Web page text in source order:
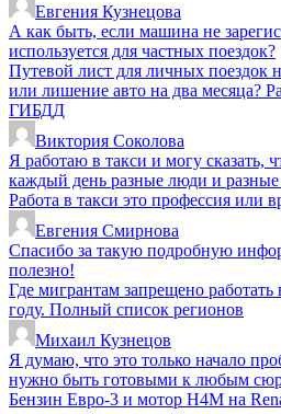
Евгения Кузнецова
А как быть, если машина не
используется для частных поездок?
Путевой лист для личных поездок
или лишение авто на два месяца?
ГИБДД
Виктория Соколова
Я работаю в такси и могу сказать,
каждый день разные люди и разные
Работа в такси это профессия или
Евгения Смирнова
Спасибо за такую подробную
полезно!
Где мигрантам запрещено
году. Полный список регионов
Михаил Кузнецов
Я думаю, что это только начало
нужно быть готовыми к любым
Бензин Евро-3 и мотор H4M на